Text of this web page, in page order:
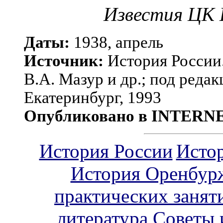
Известия ЦК
Даты: 1938, апрель
Источник: История
В.А. Мазур и др.; под
Екатеринбург, 1993
Опубликовано в
История России
История
практических
литература Советы